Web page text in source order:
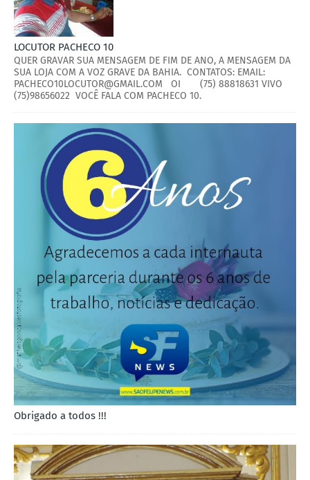
LOCUTOR PACHECO 10
QUER GRAVAR SUA MENSAGEM DE FIM DE ANO, A MENSAGEM DA
SUA LOJA COM A VOZ GRAVE DA BAHIA. CONTATOS: EMAIL:
PACHECO10LOCUTOR@GMAIL.COM OI (75) 88818631 VIVO
(75)98656022 VOCÊ FALA COM PACHECO 10.
Obrigado a todos !!!